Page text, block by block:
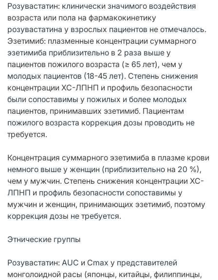
Розувастатин: клинически значимого воздействия
возраста или пола на фармакокинетику
розувастатина у взрослых пациентов не отмечалось.
Эзетимиб: плазменные концентрации суммарного
эзетимиба приблизительно в 2 раза выше у
пациентов пожилого возраста (≥ 65 лет), чем у
молодых пациентов (18-45 лет). Степень снижения
концентрации ХС-ЛПНП и профиль безопасности
были сопоставимы у пожилых и более молодых
пациентов, принимавших эзетимиб. Пациентам
пожилого возраста коррекция дозы проводить не
требуется.
Концентрация суммарного эзетимиба в плазме крови
немного выше у женщин (приблизительно на 20 %),
чем у мужчин. Степень снижения концентрации ХС-
ЛПНП и профиль безопасности сопоставимы у
мужчин и женщин, принимающих эзетимиб, поэтому
коррекция дозы не требуется.
Этнические группы
Розувастатин: AUC и Cmax у представителей
монголоидной расы (японцы, китайцы, филиппинцы,